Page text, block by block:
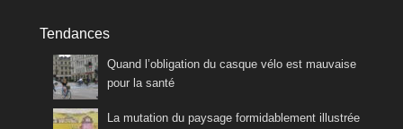
Tendances
Quand l’obligation du casque vélo est mauvaise
pour la santé
La mutation du paysage formidablement illustrée